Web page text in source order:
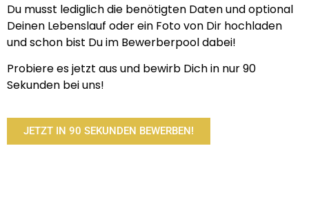
Du musst lediglich die benötigten Daten und optional
Deinen Lebenslauf oder ein Foto von Dir hochladen
und schon bist Du im Bewerberpool dabei!
Probiere es jetzt aus und bewirb Dich in nur 90
Sekunden bei uns!
JETZT IN 90 SEKUNDEN BEWERBEN!